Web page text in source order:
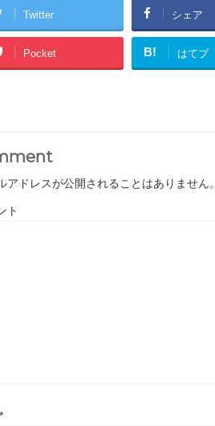
Twitter シェア
Pocket B! はてブ
アドレスが公開されることはありません。
ト
*